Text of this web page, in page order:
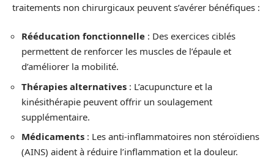
traitements non chirurgicaux peuvent s’avérer bénéfiques :
Rééducation fonctionnelle : Des exercices ciblés
permettent de renforcer les muscles de l’épaule et
d’améliorer la mobilité.
Thérapies alternatives : L’acupuncture et la
kinésithérapie peuvent offrir un soulagement
supplémentaire.
Médicaments : Les anti-inflammatoires non stéroïdiens
(AINS) aident à réduire l’inflammation et la douleur.